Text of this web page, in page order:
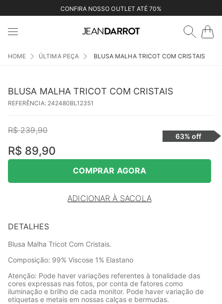
CONFIRA NOSSO OUTLET ATÉ 70%
ÚLTIMA PEÇA BLUSA MALHA TRICOT COM CRISTAIS
BLUSA MALHA TRICOT COM CRISTAIS
REFERÊNCIA: 242480BL12351
R$ 239,90
R$ 89,90
63% off
COMPRAR AGORA
ADICIONAR À SACOLA
DETALHES
Blusa Malha Tricot Com Cristais.
Composição: 99% Viscose 1% Elastano
Atenção: Pode haver variações referentes à tonalidade das
cores expressas nas fotos, por conta de fatores como
iluminação e brilho de cada monitor. Pode haver variação de
etiquetas e metais em nossas calças e bermudas.